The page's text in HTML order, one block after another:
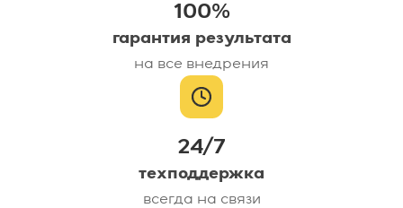
100%
гарантия результата
на все внедрения
24/7
техподдержка
всегда на связи